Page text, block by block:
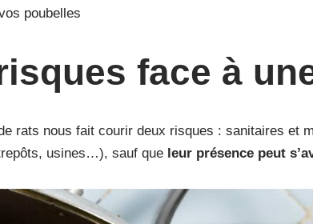
poubelles
face à
rats nous fait courir deux risques : sanitaires et
usines…), sauf que leur présence peut